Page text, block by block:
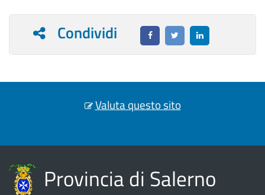
Condividi
Valuta questo sito
Provincia di Salerno